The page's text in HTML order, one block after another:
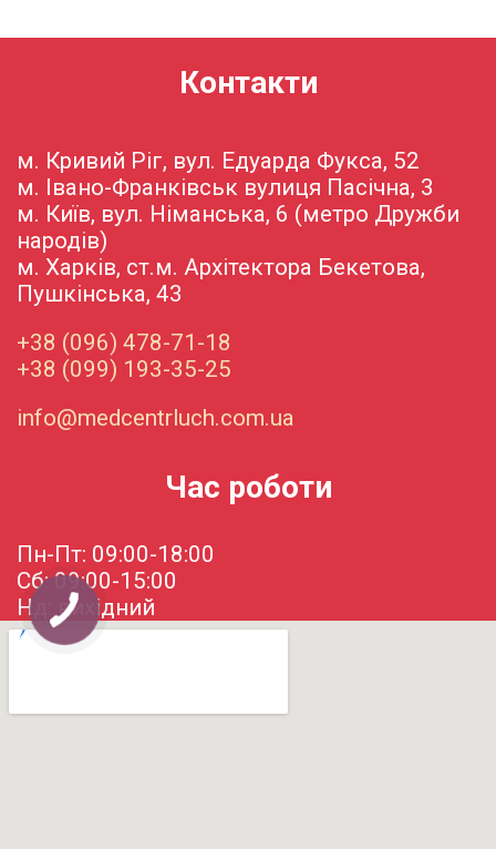
Контакти
м. Кривий Ріг, вул. Едуарда Фукса, 52
м. Івано-Франківськ вулиця Пасічна, 3
м. Київ, вул. Німанська, 6 (метро Дружби
народів)
м. Харків, ст.м. Архітектора Бекетова,
Пушкінська, 43
+38 (096) 478-71-18
+38 (099) 193-35-25
info@medcentrluch.com.ua
Час роботи
Пн-Пт: 09:00-18:00
Сб: 09:00-15:00
Нд: вихідний